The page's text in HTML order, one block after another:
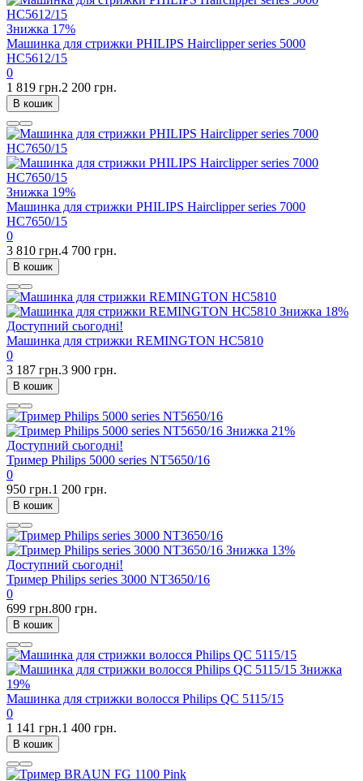
Знижка 17%
Машинка для стрижки PHILIPS Hairclipper series 5000
HC5612/15
0
1 819 грн.2 200 грн.
В кошик
Знижка 19%
Машинка для стрижки PHILIPS Hairclipper series 7000
HC7650/15
0
3 810 грн.4 700 грн.
В кошик
Знижка 18%
Доступний сьогодні!
Машинка для стрижки REMINGTON HC5810
0
3 187 грн.3 900 грн.
В кошик
Знижка 21%
Доступний сьогодні!
Тример Philips 5000 series NT5650/16
0
950 грн.1 200 грн.
В кошик
Знижка 13%
Доступний сьогодні!
Тример Philips series 3000 NT3650/16
0
699 грн.800 грн.
В кошик
Знижка
19%
Машинка для стрижки волосся Philips QC 5115/15
0
1 141 грн.1 400 грн.
В кошик